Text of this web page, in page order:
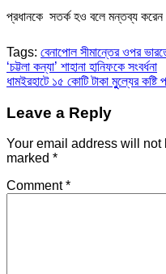
প্রধানকে সতর্ক হও বলে মন্তব্য
Tags: বেনাপোল সীমান্তের ওপর
Post
navigation
‘চট্টলা কন্যা’ শাহানা হানিফকে সংবর্ধনা
ধামইরহাটে ১৫ কোটি টাকা মুুল্যের কষ্টি
Leave a Reply
Your email address will not
marked *
Comment*